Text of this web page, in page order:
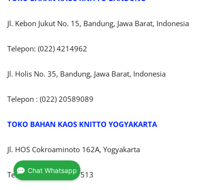
Jl. Kebon Jukut No. 15, Bandung, Jawa Barat, Indonesia
Telepon: (022) 4214962
Jl. Holis No. 35, Bandung, Jawa Barat, Indonesia
Telepon : (022) 20589089
TOKO BAHAN KAOS KNITTO YOGYAKARTA
Jl. HOS Cokroaminoto 162A, Yogyakarta
Telepon : (0274) 5017513
Chat Whatsapp